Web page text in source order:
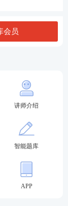
提交教育部
将由中注协
报名人员，
登
的学历认证
留学服务中
民居住证)，
中级以上技
会员
讲师介绍
智能题库
APP